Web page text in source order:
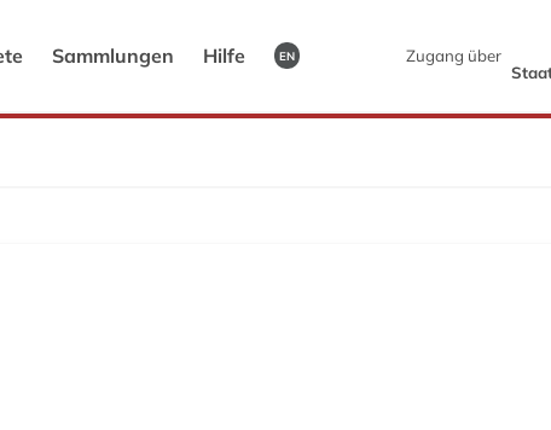
Sammlungen Hilfe EN
Zugang über